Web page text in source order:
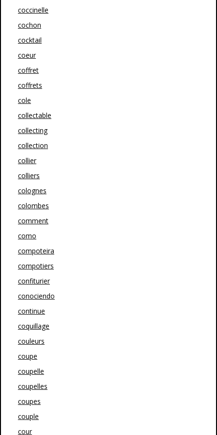
coccinelle
cochon
cocktail
coeur
coffret
coffrets
cole
collectable
collecting
collection
collier
colliers
colognes
colombes
comment
como
compoteira
compotiers
confiturier
conociendo
continue
coquillage
couleurs
coupe
coupelle
coupelles
coupes
couple
cour